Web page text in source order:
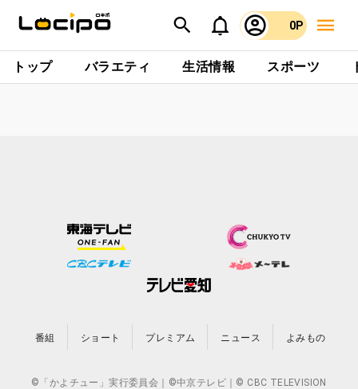
0P
トップ バラエティ 生活情報 スポーツ
番組 ショート プレミアム ニュース よみもの
©「かよチュー」実行委員会｜©中京テレビ｜© CBC TELEVISION